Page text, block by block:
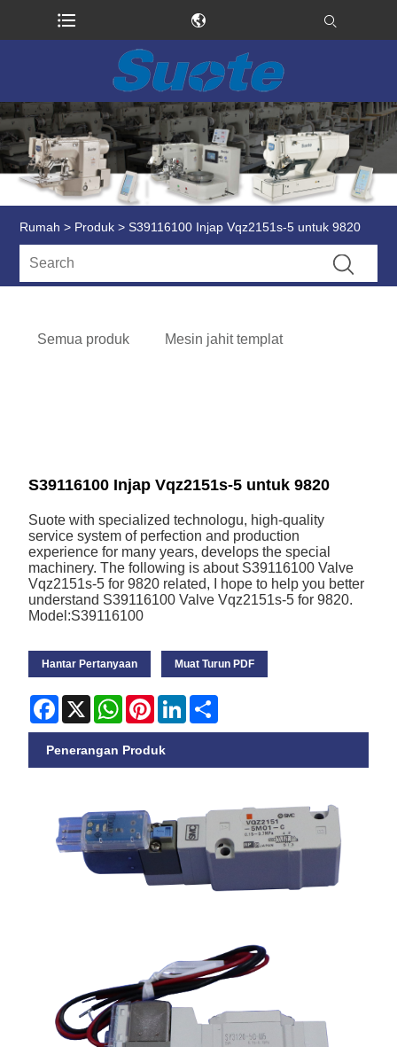
Rumah > Produk > S39116100 Injap Vqz2151s-5 untuk 9820
Semua produk Mesin jahit templat
S39116100 Injap Vqz2151s-5 untuk 9820
Suote with specialized technologu, high-quality
service system of perfection and production
experience for many years, develops the special
machinery. The following is about S39116100 Valve
Vqz2151s-5 for 9820 related, I hope to help you better
understand S39116100 Valve Vqz2151s-5 for 9820.
Model:S39116100
Hantar Pertanyaan Muat Turun PDF
Facebook
X WhatsApp
PinterestLinkedIn
Penerangan Produk